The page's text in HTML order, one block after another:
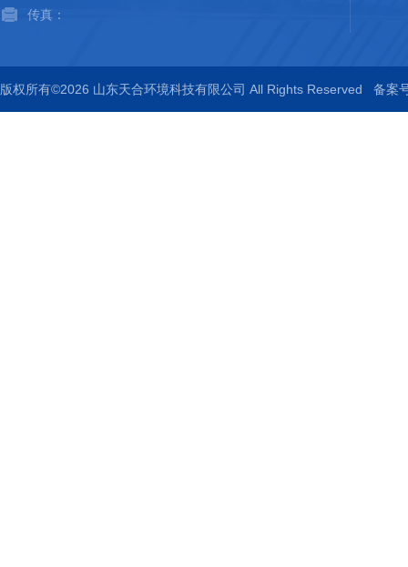
传真：
版权所有©2026 山东天合环境科技有限公司 All Rights Reserved 备案